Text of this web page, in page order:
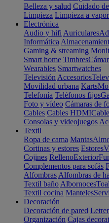
Belleza y salud Cuidado
Limpieza Limpieza a vapor
Electrónica
Audio y hifi Auriculares
Informática
Gaming & streaming
Smart home Timbres
Wearables Smartwatches
Televisión Accesorios
Movilidad urbana Karts
Telefonía Teléfonos fijos
Foto y vídeo Cámaras de
Cables Cables HDMI
Consolas y videojuegos
Textil
Ropa de cama Mantas
Cortinas y estores Estores
Cojines RellenoExterior
Complementos para sofás
Alfombras Alfombras de
Textil baño Albornoces
Textil cocina Manteles
Decoración
Decoración de pared
Organización Cajas